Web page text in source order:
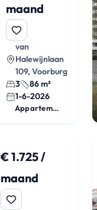
maand
van
Halewijnlaan
109, Voorburg
3
86 m²
1-6-2026
Appartement
€ 1.725 /
maand